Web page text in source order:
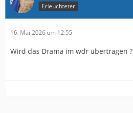
Erleuchteter
16. Mai 2026 um 12:55
Wird das Drama im wdr übertragen ?